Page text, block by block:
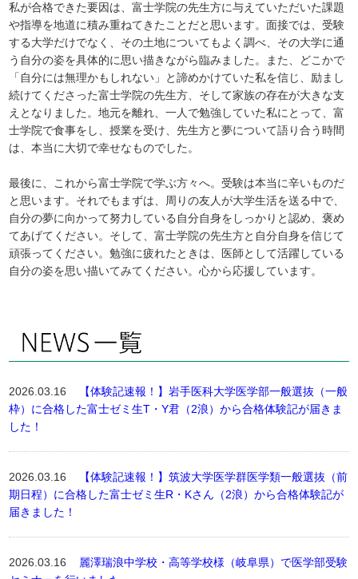
私が合格できた要因は、富士学院の先生方に与えていただいた課題
や指導を地道に積み重ねてきたことだと思います。面接では、受験
する大学だけでなく、その土地についてもよく調べ、その大学に通
う自分の姿を具体的に思い描きながら臨みました。また、どこかで
「自分には無理かもしれない」と諦めかけていた私を信じ、励まし
続けてくださった富士学院の先生方、そして家族の存在が大きな支
えとなりました。地元を離れ、一人で勉強していた私にとって、富
士学院で食事をし、授業を受け、先生方と夢について語り合う時間
は、本当に大切で幸せなものでした。
最後に、これから富士学院で学ぶ方々へ。受験は本当に辛いものだ
と思います。それでもまずは、周りの友人が大学生活を送る中で、
自分の夢に向かって努力している自分自身をしっかりと認め、褒め
てあげてください。そして、富士学院の先生方と自分自身を信じて
頑張ってください。勉強に疲れたときは、医師として活躍している
自分の姿を思い描いてみてください。心から応援しています。
2026.03.16
【体験記速報！】岩手医科大学医学部一般選抜（一般
枠）に合格した富士ゼミ生T・Y君（2浪）から合格体験記が届きま
した！
2026.03.16
【体験記速報！】筑波大学医学群医学類一般選抜（前
期日程）に合格した富士ゼミ生R・Kさん（2浪）から合格体験記が
届きました！
2026.03.16 麗澤瑞浪中学校・高等学校様（岐阜県）で医学部受験